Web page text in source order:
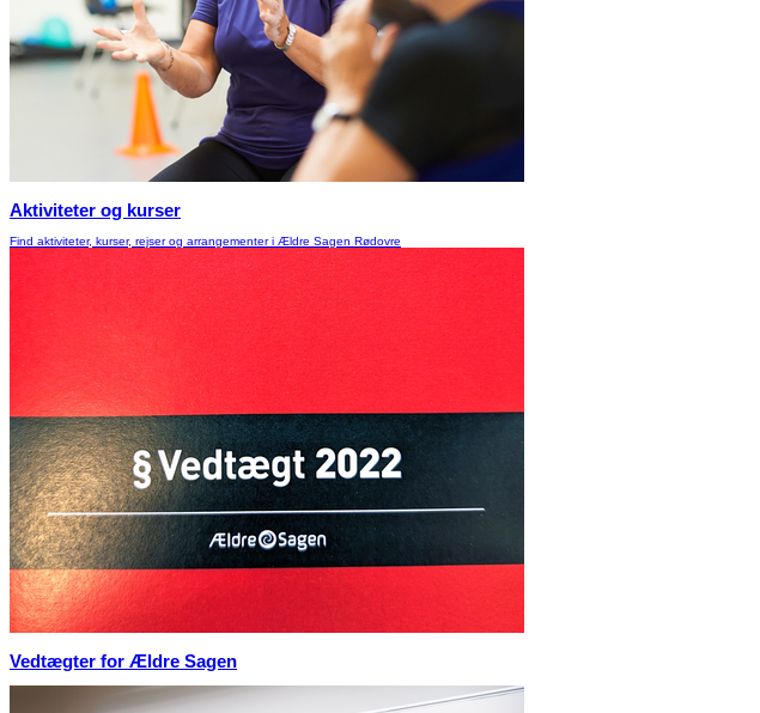
Aktiviteter og kurser
Find aktiviteter, kurser, rejser og arrangementer i Ældre Sagen Rødovre
Vedtægter for Ældre Sagen